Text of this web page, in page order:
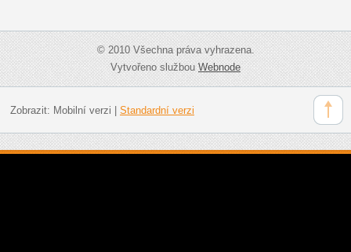
© 2010 Všechna práva vyhrazena.
Vytvořeno službouWebnode
Zobrazit: Mobilní verzi Standardní verzi